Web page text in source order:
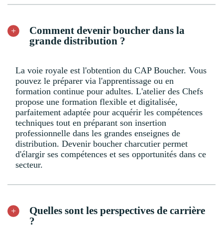
Comment devenir boucher dans la
grande distribution ?
La voie royale est l'obtention du CAP Boucher. Vous
pouvez le préparer via l'apprentissage ou en
formation continue pour adultes. L'atelier des Chefs
propose une formation flexible et digitalisée,
parfaitement adaptée pour acquérir les compétences
techniques tout en préparant son insertion
professionnelle dans les grandes enseignes de
distribution. Devenir boucher charcutier permet
d'élargir ses compétences et ses opportunités dans ce
secteur.
Quelles sont les perspectives de carrière
?